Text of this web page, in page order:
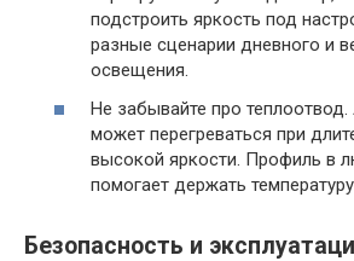
подстроить яркость под
разные сценарии дневного и
освещения.
Не забывайте про
может перегреваться при
высокой яркости. Профиль в
помогает держать
Безопасность и